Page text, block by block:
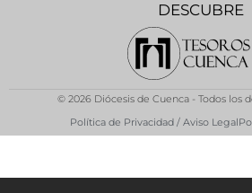
DESCUBRE
© 2026 Diócesis de Cuenca - Todos los
Política de Privacidad / Aviso Legal